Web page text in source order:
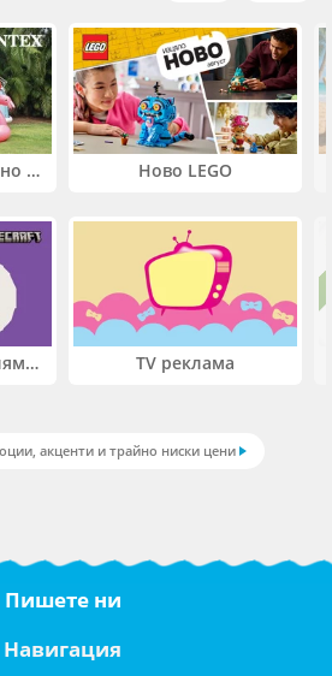
Двойно повече лятно забавление! Купи 2 продукта INTEX и вземи -33%
Два свята. Едно голямо приключение. Купи 2 продукта LEGO® Friends и/или LEGO® Minecraft и вземи -27%
Ново LEGO
TV реклама
акценти и трайно ниски цени
Пишете ни
Навигация